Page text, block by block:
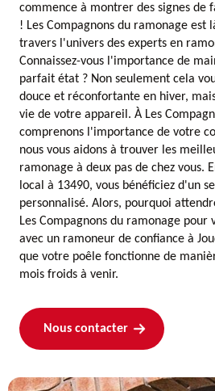
commence à montrer des signes de
! Les Compagnons du ramonage est
travers l'univers des experts en
Connaissez-vous l'importance de
parfait état ? Non seulement cela
douce et réconfortante en hiver,
vie de votre appareil. À Les
comprenons l'importance de votre
nous vous aidons à trouver les
ramonage à deux pas de chez vous.
local à 13490, vous bénéficiez d'un
personnalisé. Alors, pourquoi
Les Compagnons du ramonage
avec un ramoneur de confiance à
que votre poêle fonctionne de
mois froids à venir.
Nous contacter